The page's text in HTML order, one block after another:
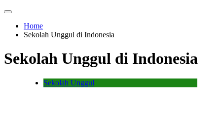
Home
Sekolah Unggul di Indonesia
Sekolah Unggul di Indonesia
Sekolah Unggul